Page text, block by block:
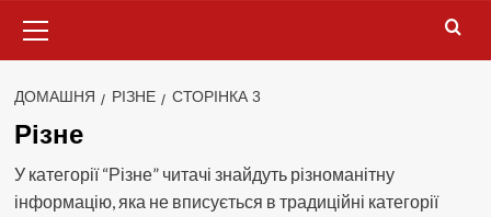
меню
ДОМАШНЯ РІЗНЕ СТОРІНКА 3
Різне
У категорії “Різне” читачі знайдуть різноманітну
інформацію, яка не вписується в традиційні категорії